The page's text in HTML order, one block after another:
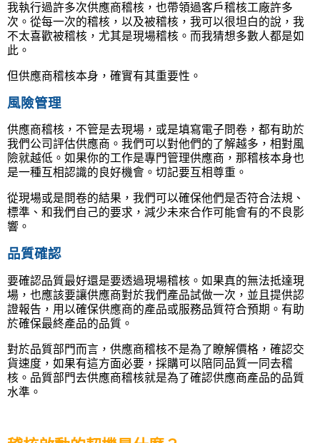
我執行過許多次供應商稽核，也帶領過客戶稽核工廠許多
次。從每一次的稽核，以及被稽核，我可以很坦白的說，我
不太喜歡被稽核，尤其是現場稽核。而我猜想多數人都是如
此。
但供應商稽核本身，確實有其重要性。
風險管理
供應商稽核，不管是去現場，或是填寫電子問卷，都有助於
我們公司評估供應商。我們可以對他們的了解越多，相對風
險就越低。如果你的工作是專門管理供應商，那稽核本身也
是一種互相認識的良好機會。切記要互相尊重。
從現場或是問卷的結果，我們可以確保他們是否符合法規、
標準、和我們自己的要求，減少未來合作可能會有的不良影
響。
品質確認
要確認品質最好還是要透過現場稽核。如果真的無法抵達現
場，也應該要讓供應商對於我們產品試做一次，並且提供認
證報告，用以確保供應商的產品或服務品質符合預期。有助
於確保最終產品的品質。
對於品質部門而言，供應商稽核不是為了瞭解價格，確認交
貨速度，如果有這方面必要，採購可以陪同品質一同去稽
核。品質部門去供應商稽核就是為了確認供應商產品的品質
水準。